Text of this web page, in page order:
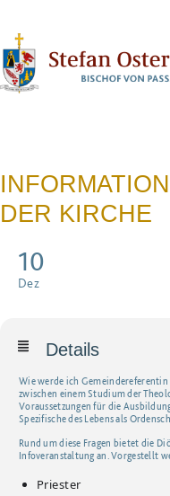
DER KIRCHE
10
Dez
Details
Wie werde ich
zwischen einem Studium der
Voraussetzungen für die
Spezifische des Lebens als
Rund um diese Fragen bietet die
Infoveranstaltung an. Vorgestellt
Priester